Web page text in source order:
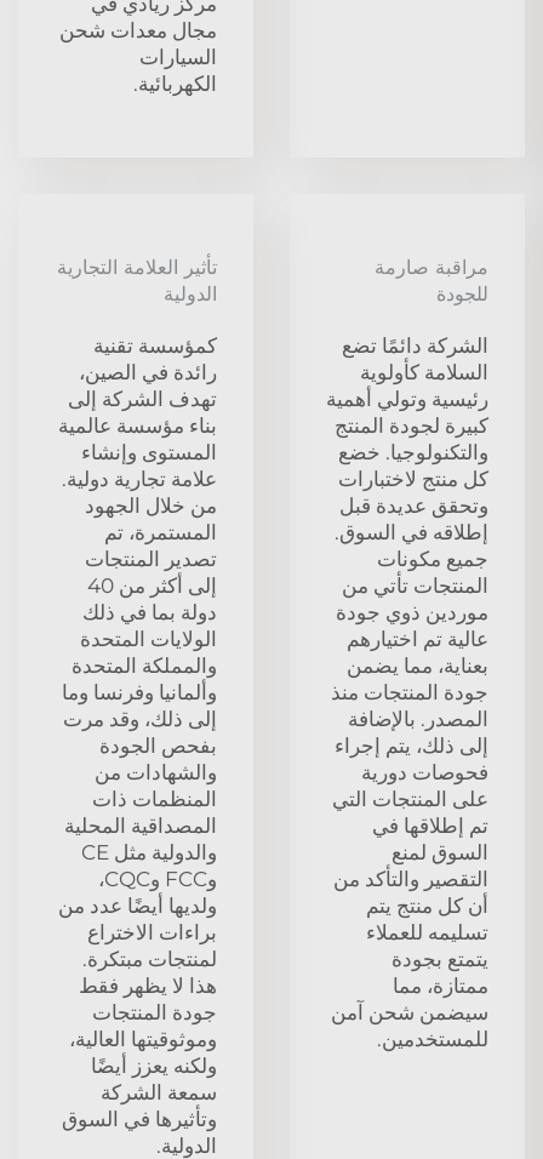
مجال معدات شحن
السيارات
الكهربائية.
مراقبة صارمة
للجودة
الشركة دائمًا تضع
السلامة كأولوية
رئيسية وتولي أهمية
كبيرة لجودة المنتج
والتكنولوجيا. خضع
كل منتج لاختبارات
وتحقق عديدة قبل
إطلاقه في السوق.
جميع مكونات
المنتجات تأتي من
موردين ذوي جودة
عالية تم اختيارهم
بعناية، مما يضمن
جودة المنتجات منذ
المصدر. بالإضافة
إلى ذلك، يتم إجراء
فحوصات دورية
على المنتجات التي
تم إطلاقها في
السوق لمنع
التقصير والتأكد من
أن كل منتج يتم
تسليمه للعملاء
يتمتع بجودة
ممتازة، مما
سيضمن شحن آمن
للمستخدمين.
تأثير العلامة التجارية
الدولية
كمؤسسة تقنية
رائدة في الصين،
تهدف الشركة إلى
بناء مؤسسة عالمية
المستوى وإنشاء
علامة تجارية دولية.
من خلال الجهود
المستمرة، تم
تصدير المنتجات
إلى أكثر من 40
دولة بما في ذلك
الولايات المتحدة
والمملكة المتحدة
وألمانيا وفرنسا وما
إلى ذلك، وقد مرت
بفحص الجودة
والشهادات من
المنظمات ذات
المصداقية المحلية
والدولية مثل CE
وFCC وCQC،
ولديها أيضًا عدد من
براءات الاختراع
لمنتجات مبتكرة.
هذا لا يظهر فقط
جودة المنتجات
وموثوقيتها العالية،
ولكنه يعزز أيضًا
سمعة الشركة
وتأثيرها في السوق
الدولية.